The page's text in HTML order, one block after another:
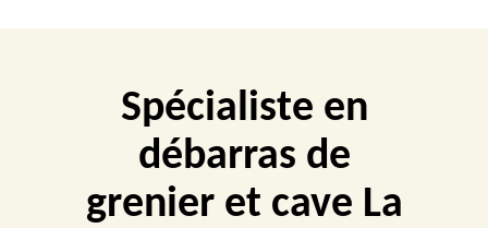
Spécialiste en
débarras de
grenier et cave La